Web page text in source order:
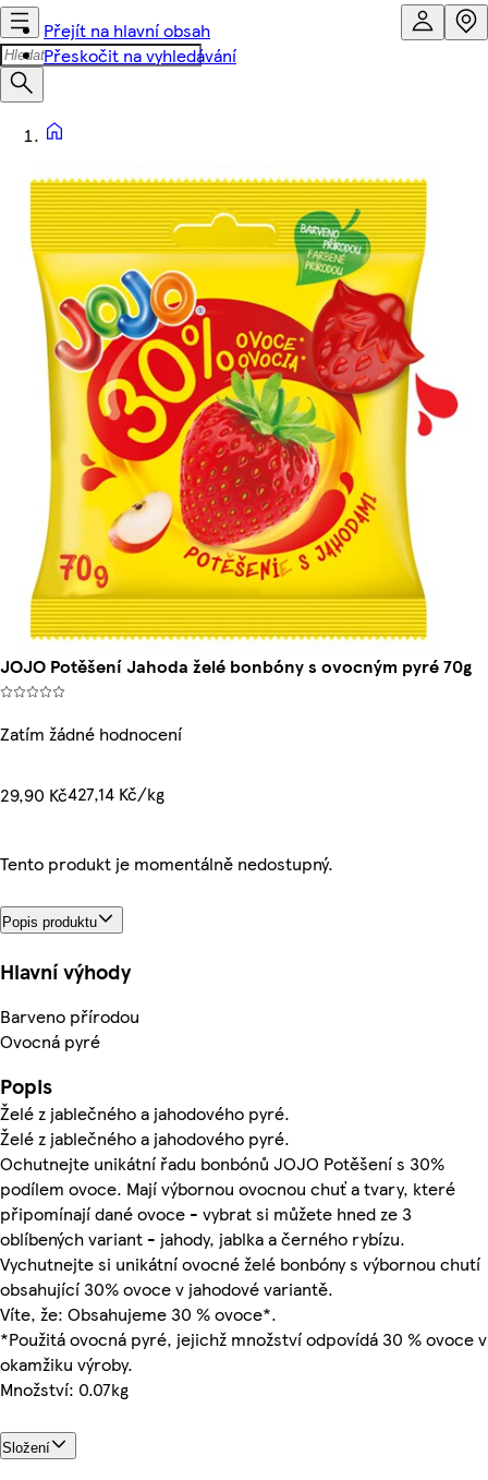
Přejít na hlavní obsah
Přeskočit na vyhledávání
JOJO Potěšení Jahoda želé bonbóny s ovocným pyré 70g
Zatím žádné hodnocení
29,90 Kč427,14 Kč/kg
Tento produkt je momentálně nedostupný.
Popis produktu
Hlavní výhody
Barveno přírodou
Ovocná pyré
Popis
Želé z jablečného a jahodového pyré.
Želé z jablečného a jahodového pyré.
Ochutnejte unikátní řadu bonbónů JOJO Potěšení s 30%
podílem ovoce. Mají výbornou ovocnou chuť a tvary, které
připomínají dané ovoce - vybrat si můžete hned ze 3
oblíbených variant - jahody, jablka a černého rybízu.
Vychutnejte si unikátní ovocné želé bonbóny s výbornou chutí
obsahující 30% ovoce v jahodové variantě.
Víte, že: Obsahujeme 30 % ovoce*.
*Použitá ovocná pyré, jejichž množství odpovídá 30 % ovoce v
okamžiku výroby.
Množství: 0.07kg
Složení